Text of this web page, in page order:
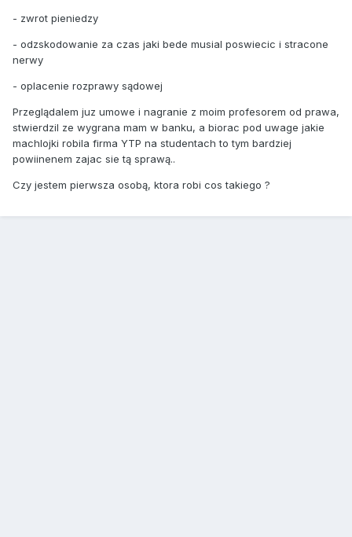
- zwrot pieniedzy
- odzskodowanie za czas jaki bede musial poswiecic i stracone
nerwy
- oplacenie rozprawy sądowej
Przeglądalem juz umowe i nagranie z moim profesorem od prawa,
stwierdzil ze wygrana mam w banku, a biorac pod uwage jakie
machlojki robila firma YTP na studentach to tym bardziej
powiinenem zajac sie tą sprawą..
Czy jestem pierwsza osobą, ktora robi cos takiego ?